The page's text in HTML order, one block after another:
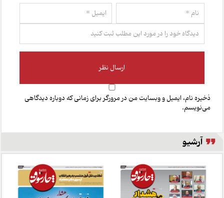
ذخیره نام، ایمیل و وبسایت من در مرورگر برای زمانی که دوباره دیدگاهی
می‌نویسم.
آرشیو